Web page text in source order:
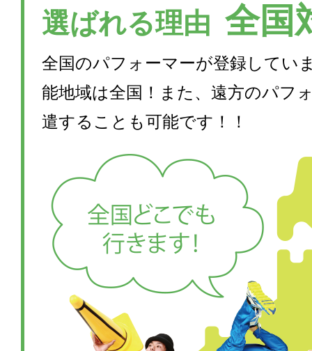
選ばれる理由 全国
全国のパフォーマーが登録してい
能地域は全国！また、遠方のパフ
遣することも可能です！！